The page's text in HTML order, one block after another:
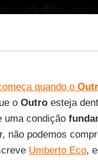
quando o
o Outroesteja
uma condição
não podemos
Umberto Eco,